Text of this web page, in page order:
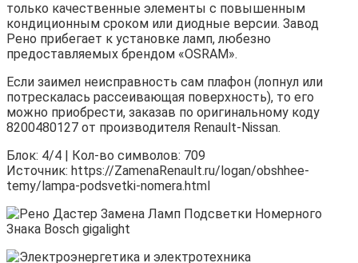
только качественные элементы с повышенным
кондиционным сроком или диодные версии. Завод
Рено прибегает к установке ламп, любезно
предоставляемых брендом «OSRAM».
Если заимел неисправность сам плафон (лопнул или
потрескалась рассеивающая поверхность), то его
можно приобрести, заказав по оригинальному коду
8200480127 от производителя Renault-Nissan.
Блок: 4/4 | Кол-во символов: 709
Источник: https://ZamenaRenault.ru/logan/obshhee-
temy/lampa-podsvetki-nomera.html